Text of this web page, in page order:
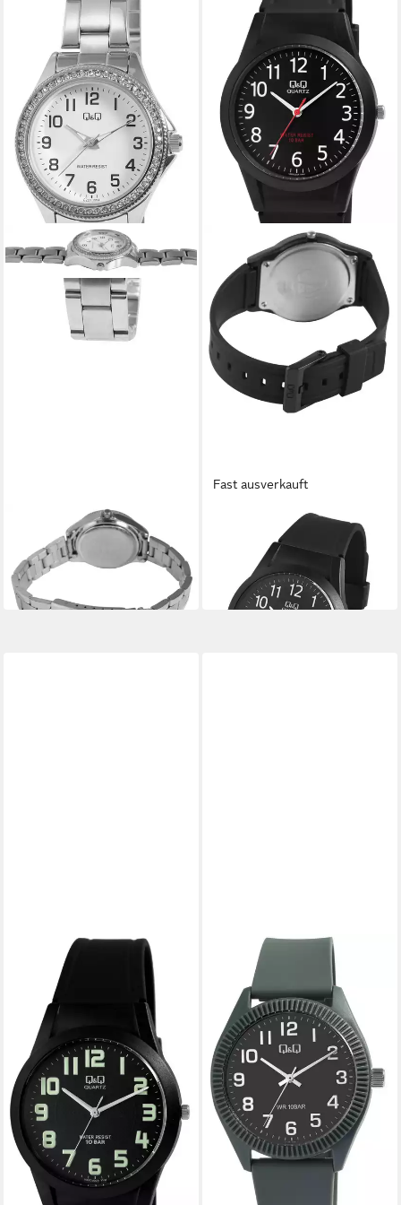
Quarzuhr silberfarbig,
Mineralglas
56,99 €
in 2-3 Werktagen bei dir
Fast ausverkauft
Quarzuhr silberfarbig, 10
35,02 €
in 7-9 Werktagen bei dir